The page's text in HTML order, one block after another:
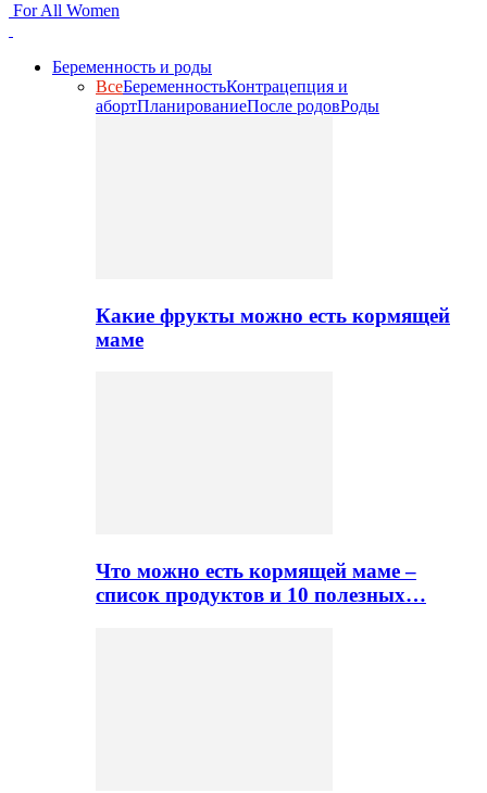
For All Women
Беременность и роды
ВсеБеременностьКонтрацепция и
абортПланированиеПосле родовРоды
Какие фрукты можно есть кормящей
маме
Что можно есть кормящей маме –
список продуктов и 10 полезных…